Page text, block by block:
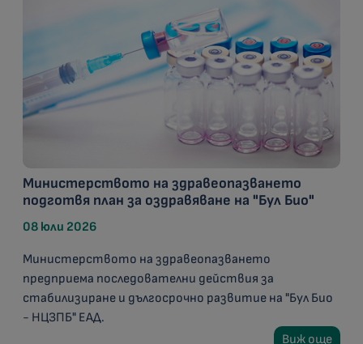
Министерството на здравеопазването
подготвя план за оздравяване на "Бул Био"
08 юли 2026
Министерството на здравеопазването
предприема последователни действия за
стабилизиране и дългосрочно развитие на "Бул Био
- НЦЗПБ" ЕАД.
Виж още